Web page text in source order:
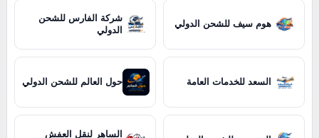
هوم سيف للشحن الدولي
شركة الفارس للشحن
الدولي
السعد للخدمات العامة حول العالم للشحن الدولي
الساهر لنقل العفش